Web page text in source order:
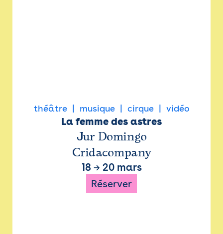
théâtre musique cirque vidéo
La femme des astres
Jur Domingo
Cridacompany
18 → 20 mars
Réserver